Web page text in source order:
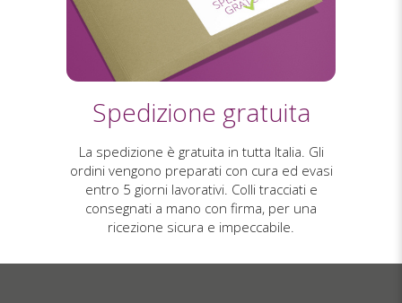
Spedizione gratuita
La spedizione è gratuita in tutta Italia. Gli
ordini vengono preparati con cura ed evasi
entro 5 giorni lavorativi. Colli tracciati e
consegnati a mano con firma, per una
ricezione sicura e impeccabile.